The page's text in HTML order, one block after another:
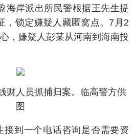
海岸派出所民警根据王先生提
，锁定嫌疑人藏匿窝点。7月2
，嫌疑人彭某从河南到海南投
财人员抓捕归案。临高警方供
图
到一个电话咨询是否需要资